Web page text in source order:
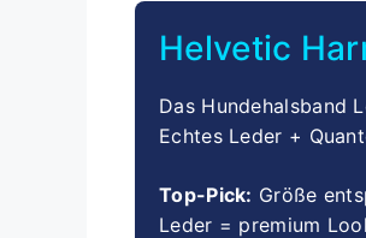
Helvetic
Das Hundehalsband
Echtes Leder +
Top-Pick: Größe
Leder = premium